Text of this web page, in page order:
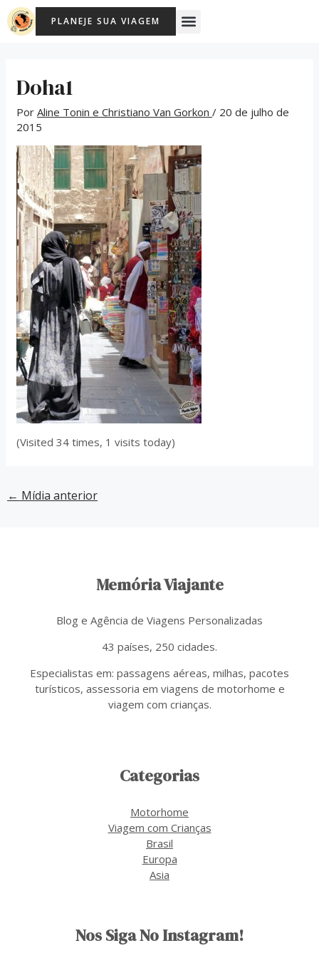
para
PLANEJE SUA VIAGEM Menu
Doha1
PorAline Tonin e Christiano Van Gorkon/ 20 de julho de
2015
(Visited 34 times, 1 visits today)
Post
navigation
← Mídia anterior
Memória Viajante
Blog e Agência de Viagens Personalizadas
43 países, 250 cidades.
Especialistas em: passagens aéreas, milhas, pacotes
turísticos, assessoria em viagens de motorhome e
viagem com crianças.
Categorias
Motorhome
Viagem com Crianças
Brasil
Europa
Asia
Nos Siga No Instagram!